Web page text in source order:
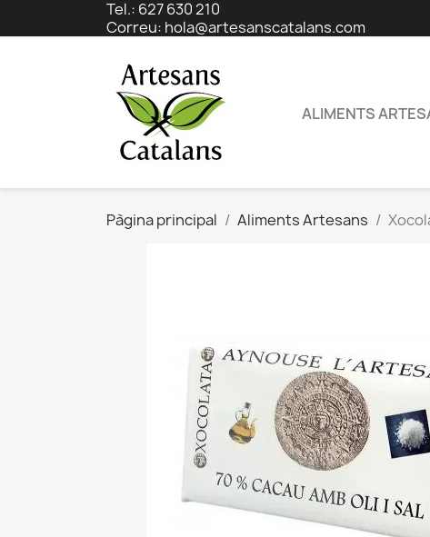
Tel.: 627 630 210
Correu: hola@artesanscatalans.com
ALIMENTS
Pàgina principal Aliments Artesans